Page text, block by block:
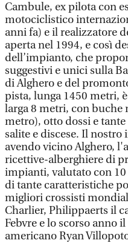
Cambule, ex pilota con
motociclistico
anni fa) e il realizzatore
aperta nel 1994, e così
dell’impianto, che
suggestivi e unici sulla
di Alghero e del
pista, lunga 1450 metri,
larga 8 metri, con
metro), otto dossi e
salite e discese. Il
avendo vicino Alghero,
ricettive-alberghiere di
impianti, valutato con 10
di tante caratteristiche
migliori crossisti
Charlier, Philippaerts il
Febvre e lo scorso anno
americano Ryan